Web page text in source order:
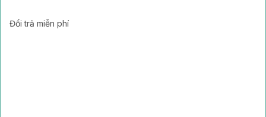
Đổi trả miễn phí